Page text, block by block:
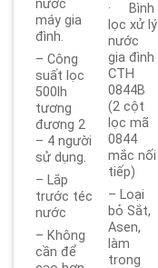
nước
máy gia
đình.
– Công
suất lọc
500lh
tương
đương 2
– 4 người
sử dụng.
– Lắp
trước téc
nước
– Không
cần để
· Bình
lọc xử lý
nước
gia đình
CTH
0844B
(2 cột
lọc mã
0844
mắc nối
tiếp)
– Loại
bỏ Sắt,
Asen,
làm
trong